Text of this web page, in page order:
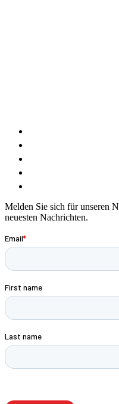
Melden Sie sich für unseren
neuesten Nachrichten.